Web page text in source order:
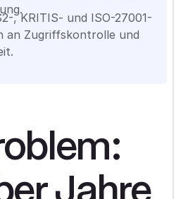
, KRITIS- und ISO-27001-
an Zugriffskontrolle und